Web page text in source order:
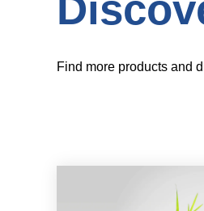
Find more products and